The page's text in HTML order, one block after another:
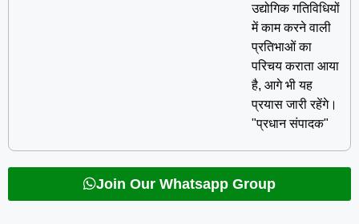
उद्योगिक गतिविधियों
में काम करने वाली
प्रतिभाओं का
परिचय कराता आया
है, आगे भी यह
प्रयास जारी रहेंगे।
"प्रधान संपादक"
Join Our Whatsapp Group